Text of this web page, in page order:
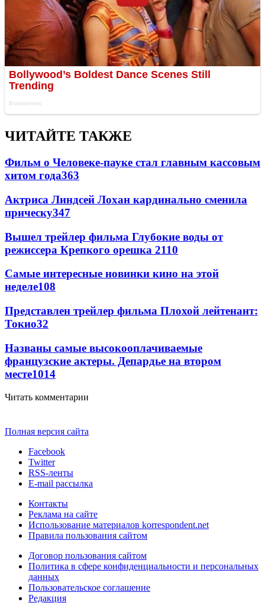
ЧИТАЙТЕ ТАКЖЕ
Фильм о Человеке-пауке стал главным кассовым
хитом года363
Актриса Линдсей Лохан кардинально сменила
прическу347
Вышел трейлер фильма Глубокие воды от
режиссера Крепкого орешка 2110
Самые интересные новинки кино на этой
неделе108
Представлен трейлер фильма Плохой лейтенант:
Токио32
Названы самые высокооплачиваемые
французские актеры. Депардье на втором
месте1014
Читать комментарии
Полная версия сайта
Facebook
Twitter
RSS-ленты
E-mail рассылка
Контакты
Реклама на сайте
Использование материалов korrespondent.net
Правила пользования сайтом
Договор пользования сайтом
Политика в сфере конфиденциальности и персональных
данных
Пользовательское соглашение
Редакция